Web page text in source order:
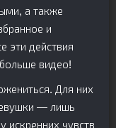
а также
и
эти действия
видео!
Для них
— лишь
искренних чувств